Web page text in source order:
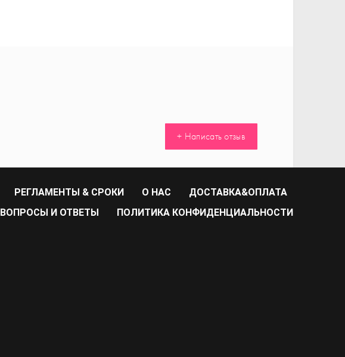
+ Написать отзыв
РЕГЛАМЕНТЫ & СРОКИ О НАС
ДОСТАВКА&ОПЛАТА
ВОПРОСЫ И ОТВЕТЫ ПОЛИТИКА КОНФИДЕНЦИАЛЬНОСТИ